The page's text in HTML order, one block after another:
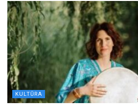
KULTŪRA